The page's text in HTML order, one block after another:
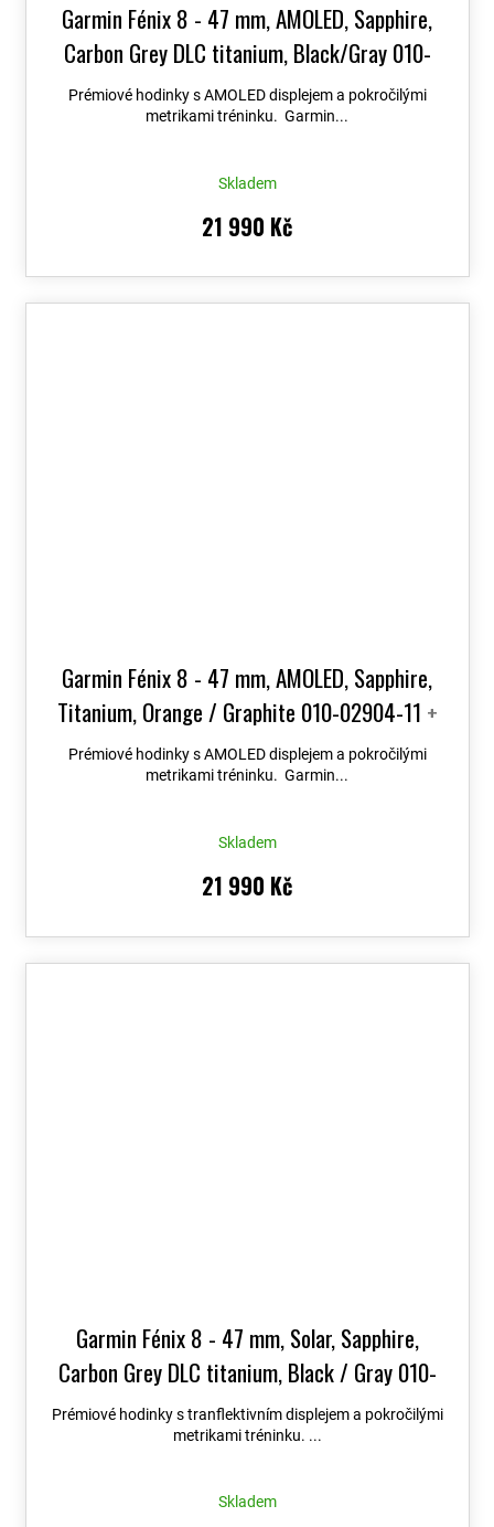
Garmin Fénix 8 - 47 mm, AMOLED, Sapphire,
Carbon Grey DLC titanium, Black/Gray 010-
02904-21+ možnost výměny do 90 dní + Topo
Czech PRO Voucher
Prémiové hodinky s AMOLED displejem a pokročilými
metrikami tréninku. Garmin...
Skladem
21 990 Kč
Garmin Fénix 8 - 47 mm, AMOLED, Sapphire,
Titanium, Orange / Graphite 010-02904-11 +
možnost výměny do 90 dní + Topo Czech PRO
Voucher
Prémiové hodinky s AMOLED displejem a pokročilými
metrikami tréninku. Garmin...
Skladem
21 990 Kč
Garmin Fénix 8 - 47 mm, Solar, Sapphire,
Carbon Grey DLC titanium, Black / Gray 010-
02906-11+ možnost výměny do 90 dní + Topo
Czech PRO Voucher
Prémiové hodinky s tranflektivním displejem a pokročilými
metrikami tréninku. ...
Skladem